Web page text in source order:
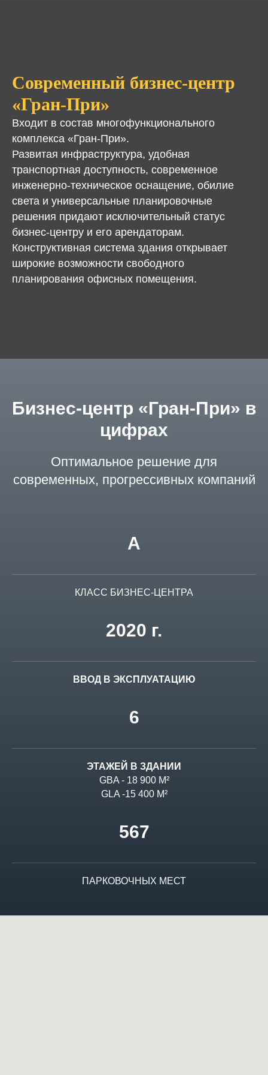
Современный бизнес-центр
«Гран-При»
Входит в состав многофункционального
комплекса «Гран-При».
Развитая инфраструктура, удобная
транспортная доступность, современное
инженерно-техническое оснащение, обилие
света и универсальные планировочные
решения придают исключительный статус
бизнес-центру и его арендаторам.
Конструктивная система здания открывает
широкие возможности свободного
планирования офисных помещения.
Бизнес-центр «Гран-При» в
цифрах
Оптимальное решение для
современных, прогрессивных компаний
A
КЛАСС БИЗНЕС-ЦЕНТРА
2020 г.
ВВОД В ЭКСПЛУАТАЦИЮ
6
ЭТАЖЕЙ В ЗДАНИИ
GBA - 18 900 М²
GLA -15 400 М²
567
ПАРКОВОЧНЫХ МЕСТ